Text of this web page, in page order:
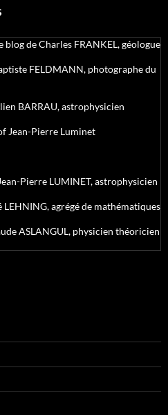
blog de Charles FRANKEL, géologue
FELDMANN, photographe du
BARRAU, astrophysicien
Jean-Pierre Luminet
Pierre LUMINET, astrophysicien
agrégé de mathématiques
ASLANGUL, physicien théoricien